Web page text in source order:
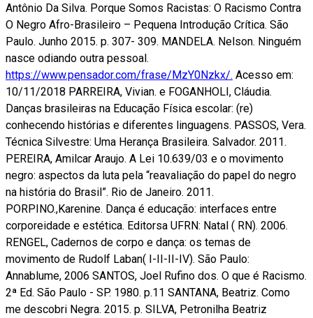
Antônio Da Silva. Porque Somos Racistas: O Racismo Contra
O Negro Afro-Brasileiro – Pequena Introdução Crítica. São
Paulo. Junho 2015. p. 307- 309. MANDELA. Nelson. Ninguém
nasce odiando outra pessoal.
https://www.pensador.com/frase/MzY0Nzkx/. Acesso em:
10/11/2018 PARREIRA, Vivian. e FOGANHOLI, Cláudia.
Danças brasileiras na Educação Física escolar: (re)
conhecendo histórias e diferentes linguagens. PASSOS, Vera.
Técnica Silvestre: Uma Herança Brasileira. Salvador. 2011.
PEREIRA, Amilcar Araujo. A Lei 10.639/03 e o movimento
negro: aspectos da luta pela “reavaliação do papel do negro
na história do Brasil”. Rio de Janeiro. 2011.
PORPINO.,Karenine. Dança é educação: interfaces entre
corporeidade e estética. Editorsa UFRN: Natal ( RN). 2006.
RENGEL, Cadernos de corpo e dança: os temas de
movimento de Rudolf Laban( I-II-II-IV). São Paulo:
Annablume, 2006 SANTOS, Joel Rufino dos. O que é Racismo.
2ª Ed. São Paulo - SP. 1980. p.11 SANTANA, Beatriz. Como
me descobri Negra. 2015. p. SILVA, Petronilha Beatriz